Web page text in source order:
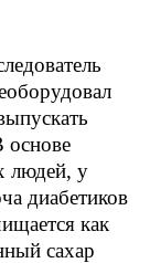
основе
людей, у
диабетиков
как
сахар